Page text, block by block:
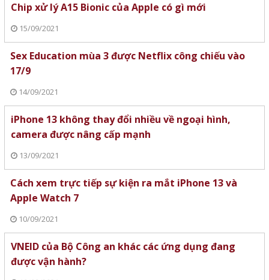
Chip xử lý A15 Bionic của Apple có gì mới
15/09/2021
Sex Education mùa 3 được Netflix công chiếu vào
17/9
14/09/2021
iPhone 13 không thay đổi nhiều về ngoại hình,
camera được nâng cấp mạnh
13/09/2021
Cách xem trực tiếp sự kiện ra mắt iPhone 13 và
Apple Watch 7
10/09/2021
VNEID của Bộ Công an khác các ứng dụng đang
được vận hành?